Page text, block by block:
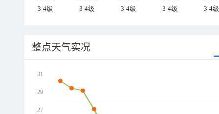
3-4级
3-4级 3-4级 3-4级 3-4级
整点天气实况
31
29
27